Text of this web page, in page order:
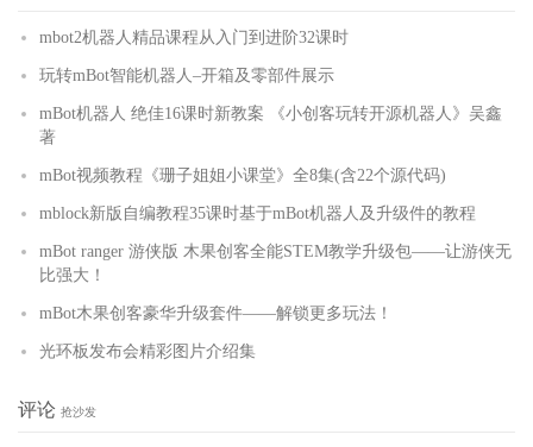
mbot2机器人精品课程从入门到进阶32课时
玩转mBot智能机器人–开箱及零部件展示
mBot机器人 绝佳16课时新教案 《小创客玩转开源机器人》吴鑫
著
mBot视频教程《珊子姐姐小课堂》全8集(含22个源代码)
mblock新版自编教程35课时基于mBot机器人及升级件的教程
mBot ranger 游侠版 木果创客全能STEM教学升级包——让游侠无
比强大！
mBot木果创客豪华升级套件——解锁更多玩法！
光环板发布会精彩图片介绍集
评论 抢沙发